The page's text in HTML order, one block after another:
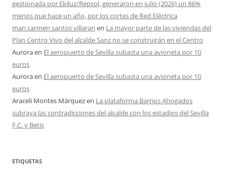
gestionada por Ekiluz/Repsol, generaron en julio (2026) un 86%
menos que hace un año, por los cortes de Red Eléctrica
mari carmen santos villaran en La mayor parte de las viviendas del
Plan Centro Vivo del alcalde Sanz no se construirán en el Centro
Auroraen El aeropuerto de Sevilla subasta una avioneta por 10
euros
Auroraen El aeropuerto de Sevilla subasta una avioneta por 10
euros
Araceli Montes Márquezen La plataforma Barrios Ahogados
subraya las contradicciones del alcalde con los estadios del Sevilla
F.C. y Betis
ETIQUETAS